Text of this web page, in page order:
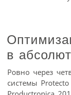
в абсолют
Ровно через
системы